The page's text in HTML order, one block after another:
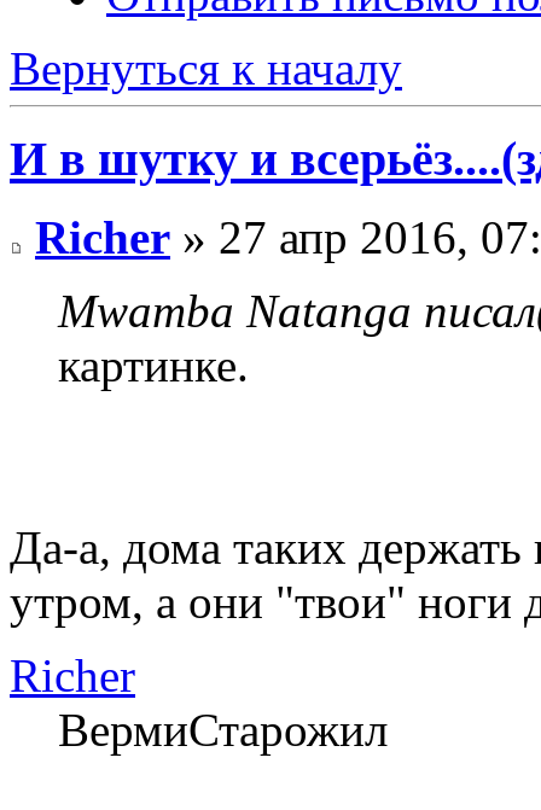
Вернуться к началу
И в шутку и
Richer » 27 апр 2016,
Mwamba Natanga
картинке.
Да-а, дома таких
утром, а они "твои" ноги
Richer
ВермиСтарожил